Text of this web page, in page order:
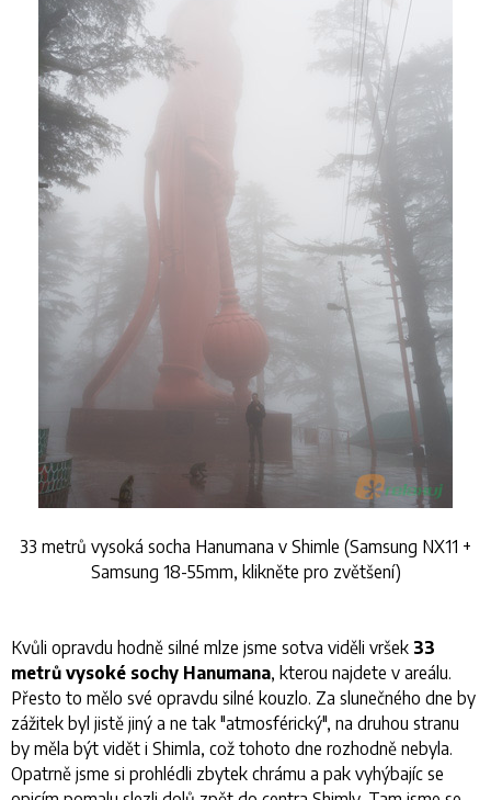
33 metrů vysoká socha Hanumana v Shimle (Samsung NX11 +
Samsung 18-55mm, klikněte pro zvětšení)
Kvůli opravdu hodně silné mlze jsme sotva viděli vršek 33
metrů vysoké sochy Hanumana, kterou najdete v areálu.
Přesto to mělo své opravdu silné kouzlo. Za slunečného dne by
zážitek byl jistě jiný a ne tak "atmosférický", na druhou stranu
by měla být vidět i Shimla, což tohoto dne rozhodně nebyla.
Opatrně jsme si prohlédli zbytek chrámu a pak vyhýbajíc se